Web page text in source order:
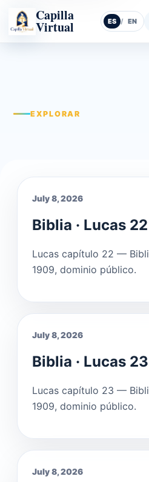
Capilla
Virtual ES / EN
EXPLORAR
July 8, 2026
Biblia · Lucas 22
Lucas capítulo 22 —
1909, dominio público.
July 8, 2026
Biblia · Lucas 23
Lucas capítulo 23 —
1909, dominio público.
July 8, 2026